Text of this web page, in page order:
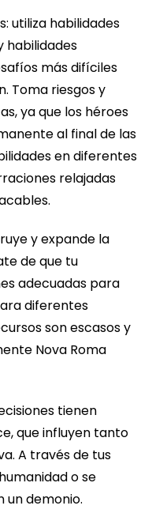
utiliza habilidades
habilidades
más difíciles
Toma riesgos y
ya que los héroes
al final de las
en diferentes
relajadas
y expande la
de que tu
adecuadas para
diferentes
son escasos y
Nova Roma
tienen
que influyen tanto
A través de tus
o se
demonio.